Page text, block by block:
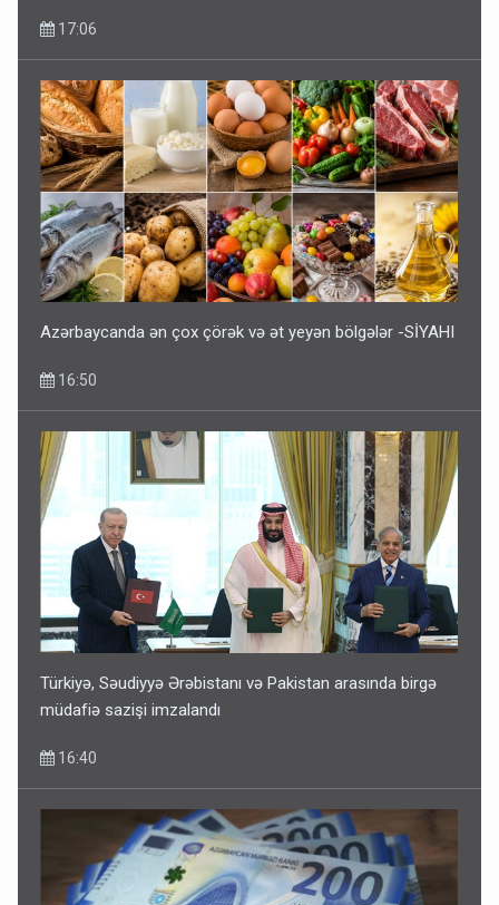
17:06
Azərbaycanda ən çox çörək və ət yeyən bölgələr -SİYAHI
16:50
Türkiyə, Səudiyyə Ərəbistanı və Pakistan arasında birgə
müdafiə sazişi imzalandı
16:40